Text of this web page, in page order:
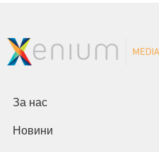
За нас
Новини